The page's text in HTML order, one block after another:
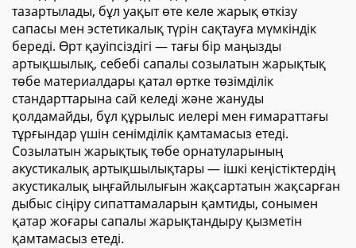
тазартылады, бұл уақыт өте келе жарық өткізу
сапасы мен эстетикалық түрін сақтауға мүмкіндік
береді. Өрт қауіпсіздігі — тағы бір маңызды
артықшылық, себебі сапалы созылатын жарықтық
төбе материалдары қатал өртке төзімділік
стандарттарына сай келеді және жануды
қолдамайды, бұл құрылыс иелері мен ғимараттағы
тұрғындар үшін сенімділік қамтамасыз етеді.
Созылатын жарықтық төбе орнатуларының
акустикалық артықшылықтары — ішкі кеңістіктердің
акустикалық ыңғайлылығын жақсартатын жақсарған
дыбыс сіңіру сипаттамаларын қамтиды, сонымен
қатар жоғары сапалы жарықтандыру қызметін
қамтамасыз етеді.